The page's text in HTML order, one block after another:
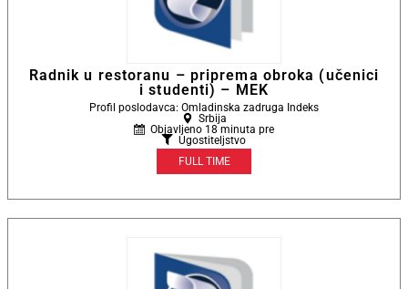
Radnik u restoranu – priprema obroka (učenici
i studenti) – MEK
Profil poslodavca: Omladinska zadruga Indeks
Srbija
Objavljeno 18 minuta pre
Ugostiteljstvo
FULL TIME